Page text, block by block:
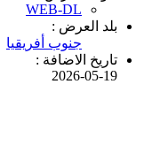
WEB-DL
بلد العرض :
جنوب أفريقيا
تاريخ الاضافة :
2026-05-19